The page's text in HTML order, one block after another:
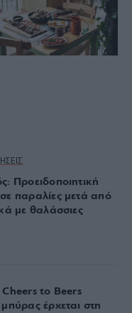
Προειδοποιητική
παραλίες μετά από
με θαλάσσιες
to Beers
έρχεται στη